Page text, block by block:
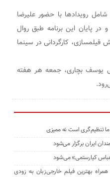
رویدادها با حضور علیرضا
در پایان این برنامه طبق روال
کارگردانی در سینما
یوسف بچاری، جمعه هر هفته
ما تنظیم‌گری است نه ممیزی
ایران برگزار می‌شود
کیارستمی» می‌شود
بهترین فیلم خارجی‌زبان به زودی